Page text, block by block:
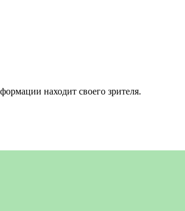
находит своего зрителя.